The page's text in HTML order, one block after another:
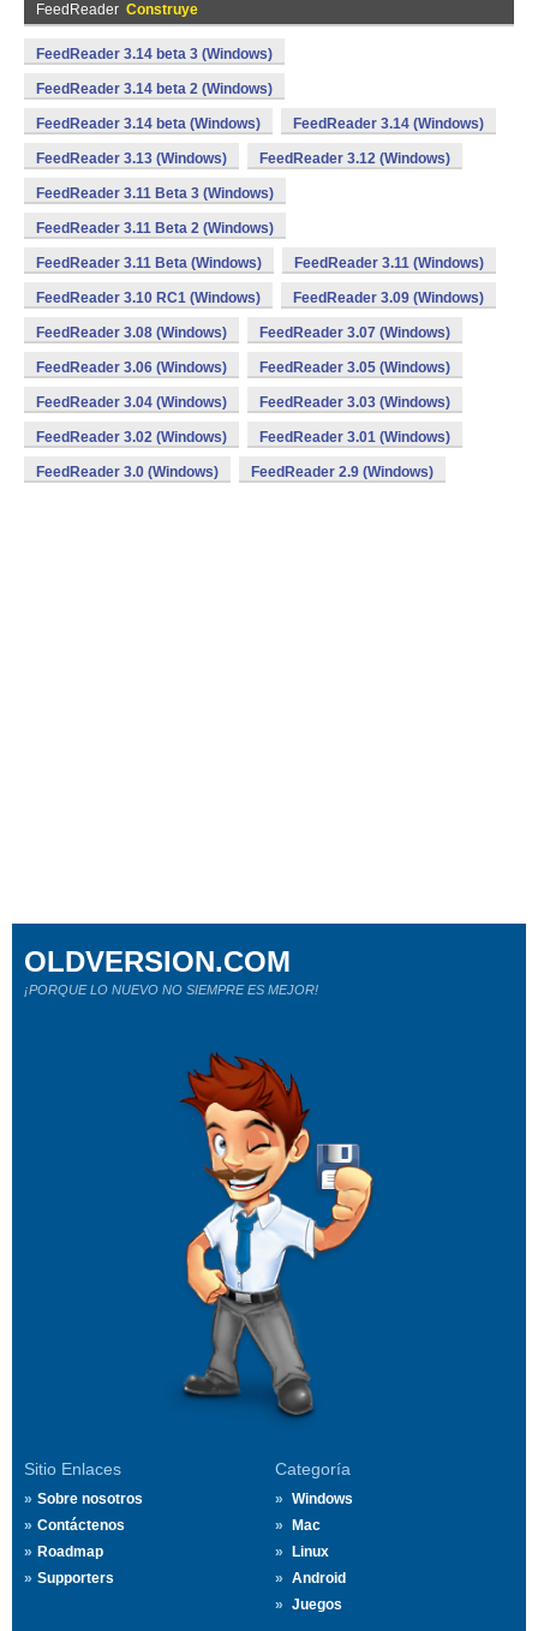
FeedReader Construye
FeedReader 3.14 beta 3 (Windows)
FeedReader 3.14 beta 2 (Windows)
FeedReader 3.14 beta (Windows) FeedReader 3.14 (Windows)
FeedReader 3.13 (Windows) FeedReader 3.12 (Windows)
FeedReader 3.11 Beta 3 (Windows)
FeedReader 3.11 Beta 2 (Windows)
FeedReader 3.11 Beta (Windows) FeedReader 3.11 (Windows)
FeedReader 3.10 RC1 (Windows) FeedReader 3.09 (Windows)
FeedReader 3.08 (Windows) FeedReader 3.07 (Windows)
FeedReader 3.06 (Windows) FeedReader 3.05 (Windows)
FeedReader 3.04 (Windows) FeedReader 3.03 (Windows)
FeedReader 3.02 (Windows) FeedReader 3.01 (Windows)
FeedReader 3.0 (Windows) FeedReader 2.9 (Windows)
Sitio Enlaces
Sobre nosotros
Contáctenos
Roadmap
Supporters
Categoría
Windows
Mac
Linux
Android
Juegos
OLDVERSION.COM
¡PORQUE LO NUEVO NO SIEMPRE ES MEJOR!